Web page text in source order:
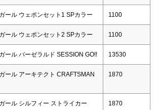
ール ウェポンセット1 SPカラー 1100
ール ウェポンセット2 SPカラー 1100
ール バーゼラルド SESSION GO!! 13530
ール アーキテクト CRAFTSMAN
1870
ール シルフィー ストライカー 1870